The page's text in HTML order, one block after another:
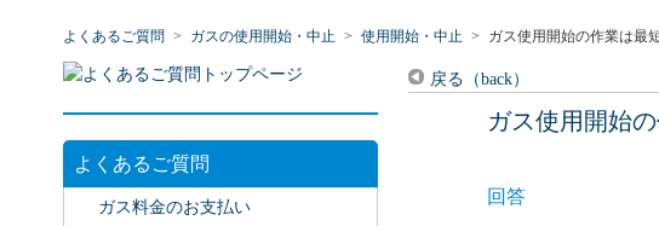
よくあるご質問 > ガスの使用開始・中止 > 使用開始・中止 > ガス使用開始の作業は最
よくあるご質問
ガス料金のお支払い
戻る（back）
ガス使用開始
回答